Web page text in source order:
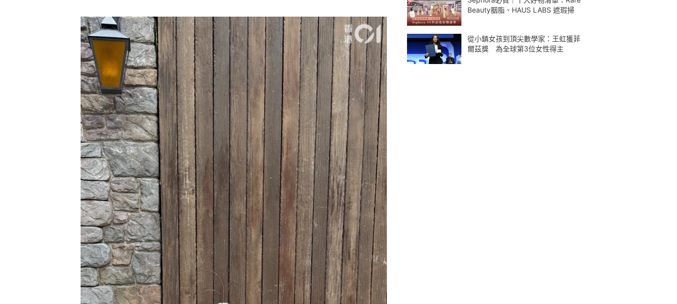
Beauty胭脂、HAUS LABS 遮瑕掃
從小鎮女孩到頂尖數學家：王虹獲菲
爾茲獎 為全球第3位女性得主